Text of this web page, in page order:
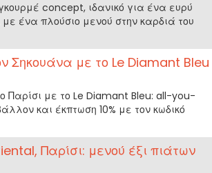
concept, ιδανικό για ένα ευρύ
ένα πλούσιο μενού στην καρδιά του
Σηκουάνα με το Le Diamant Bleu
Παρίσι με το Le Diamant Bleu: all-you-
και έκπτωση 10% με τον κωδικό
Παρίσι: μενού έξι πιάτων